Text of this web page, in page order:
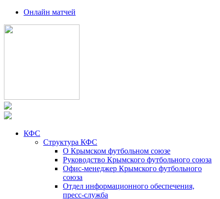
Онлайн матчей
КФС
Структура КФС
О Крымском футбольном союзе
Руководство Крымского футбольного союза
Офис-менеджер Крымского футбольного
союза
Отдел информационного обеспечения,
пресс-служба